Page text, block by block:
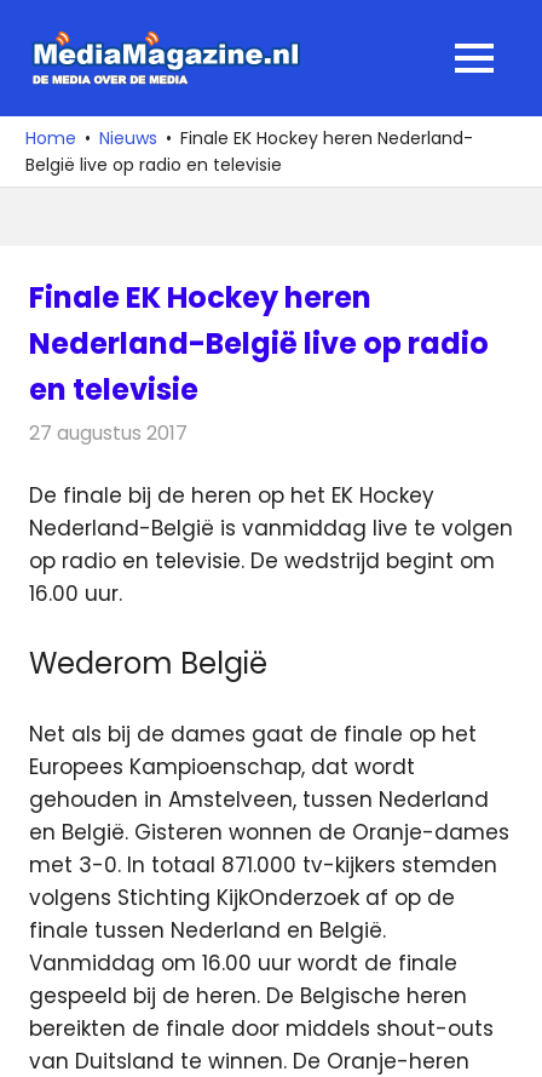
naar
media
over
de
MENU
Home Nieuws
Finale EK Hockey heren Nederland-
België live op radio en televisie
Finale EK Hockey heren
Nederland-België live op radio
en televisie
27 augustus 2017
De finale bij de heren op het EK Hockey
Nederland-België is vanmiddag live te volgen
op radio en televisie. De wedstrijd begint om
16.00 uur.
Wederom België
Net als bij de dames gaat de finale op het
Europees Kampioenschap, dat wordt
gehouden in Amstelveen, tussen Nederland
en België. Gisteren wonnen de Oranje-dames
met 3-0. In totaal 871.000 tv-kijkers stemden
volgens Stichting KijkOnderzoek af op de
finale tussen Nederland en België.
Vanmiddag om 16.00 uur wordt de finale
gespeeld bij de heren. De Belgische heren
bereikten de finale door middels shout-outs
van Duitsland te winnen. De Oranje-heren